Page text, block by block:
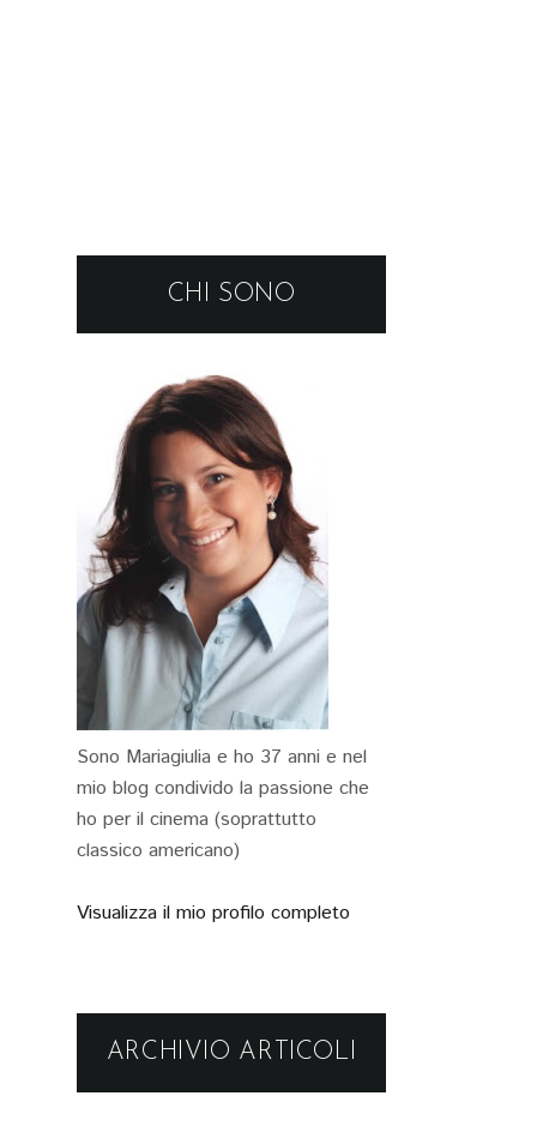
CHI SONO
Sono Mariagiulia e ho 37 anni e nel
mio blog condivido la passione che
ho per il cinema (soprattutto
classico americano)
Visualizza il mio profilo completo
ARCHIVIO ARTICOLI